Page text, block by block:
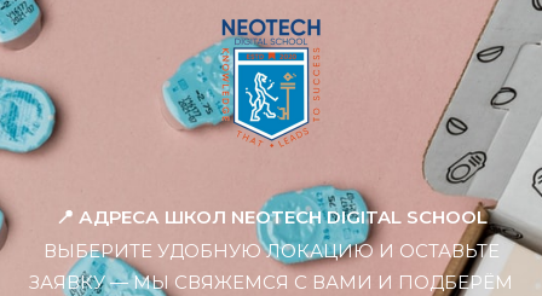
📍 АДРЕСА ШКОЛ NEOTECH DIGITAL SCHOOL
ВЫБЕРИТЕ УДОБНУЮ ЛОКАЦИЮ И ОСТАВЬТЕ
ЗАЯВКУ — МЫ СВЯЖЕМСЯ С ВАМИ И ПОДБЕРЁМ